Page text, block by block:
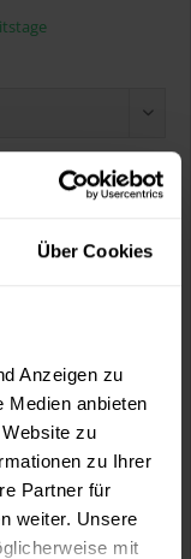
Über Cookies
Anzeigen zu
Medien anbieten
zu
zu Ihrer
Partner für
weiter. Unsere
mit